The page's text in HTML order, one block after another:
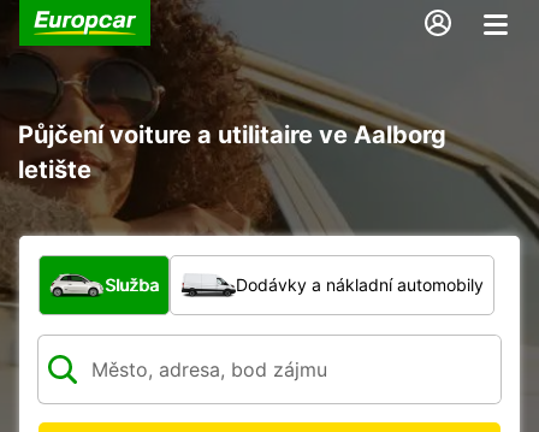
Půjčení voiture a utilitaire ve Aalborg
letište
Jaký typ vozidla?
Služba Dodávky a nákladní automobily